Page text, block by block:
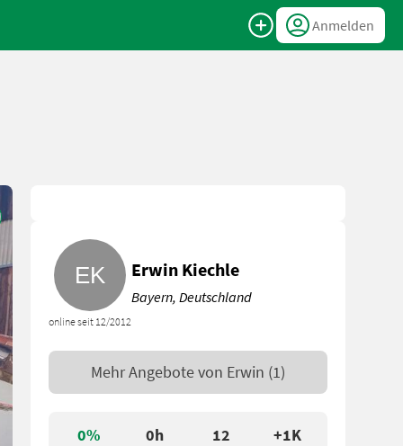
Anmelden
0% 0h 12 +1K
online seit 12/2012
Erwin Kiechle
Bayern, Deutschland
Mehr Angebote von Erwin (1)